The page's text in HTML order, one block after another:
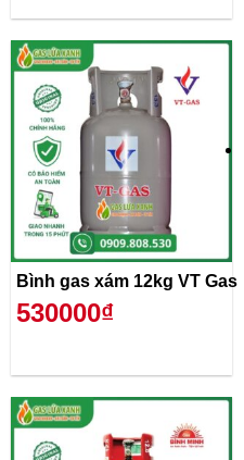
Bình gas xám 12kg VT Gas
530000₫